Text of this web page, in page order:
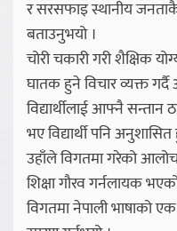
र सरसफाइ स्थानीय
बताउनुभयो ।
चोरी चकारी गरी शैक्षिक
घातक हुने विचार व्यक्त
विद्यार्थीलाई आफ्नै सन्तान
भए विद्यार्थी पनि
उहाँले विगतमा गरेको
शिक्षा गौरव गर्नलायक
विगतमा नेपाली भाषाको